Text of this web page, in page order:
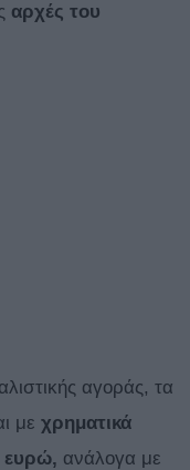
αρχές του
αγοράς, τα
με χρηματικά
ευρώ, ανάλογα με